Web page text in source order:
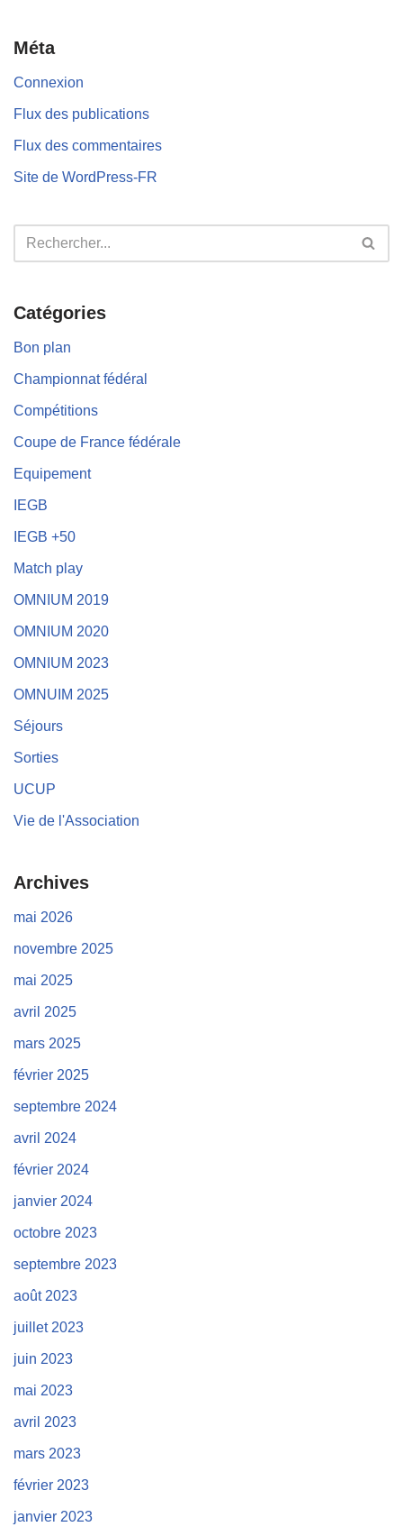
Méta
Connexion
Flux des publications
Flux des commentaires
Site de WordPress-FR
Catégories
Bon plan
Championnat fédéral
Compétitions
Coupe de France fédérale
Equipement
IEGB
IEGB +50
Match play
OMNIUM 2019
OMNIUM 2020
OMNIUM 2023
OMNUIM 2025
Séjours
Sorties
UCUP
Vie de l'Association
Archives
mai 2026
novembre 2025
mai 2025
avril 2025
mars 2025
février 2025
septembre 2024
avril 2024
février 2024
janvier 2024
octobre 2023
septembre 2023
août 2023
juillet 2023
juin 2023
mai 2023
avril 2023
mars 2023
février 2023
janvier 2023